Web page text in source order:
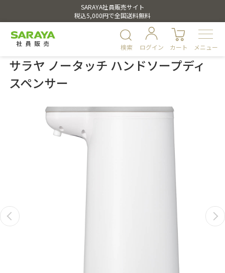
SARAYA社員販売サイト
税込5,000円で全国送料無料
検索 ログイン カート メニュー
サラヤ ノータッチ ハンドソープディ
スペンサー